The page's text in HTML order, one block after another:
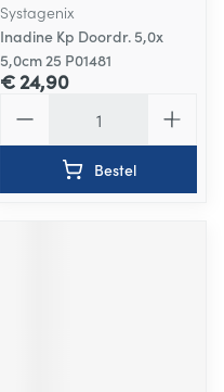
Systagenix
Inadine Kp Doordr. 5,0x
5,0cm 25 P01481
€ 24,90
Bestel